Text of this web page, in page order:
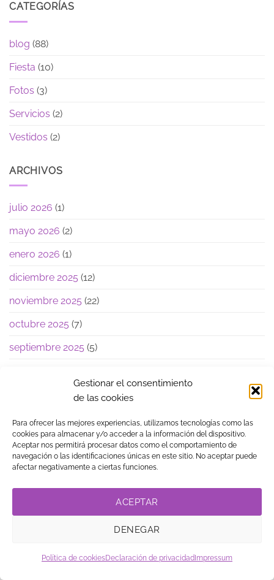
Gestionar el consentimiento
de las cookies
Para ofrecer las mejores experiencias, utilizamos tecnologías como las
cookies para almacenar y/o acceder a la información del dispositivo.
Aceptar nos permitirá procesar datos como el comportamiento de
navegación o las identificaciones únicas en este sitio. No aceptar puede
afectar negativamente a ciertas funciones.
ACEPTAR
DENEGAR
Política de cookiesDeclaración de privacidad Impressum
CATEGORÍAS
blog (88)
Fiesta (10)
Fotos (3)
Servicios (2)
Vestidos (2)
ARCHIVOS
julio 2026 (1)
mayo 2026 (2)
enero 2026 (1)
diciembre 2025 (12)
noviembre 2025 (22)
octubre 2025 (7)
septiembre 2025 (5)
mayo 2025
abril 2025 (3)
junio 2024(5)
diciembre 2023(1)
mayo 2023(11)